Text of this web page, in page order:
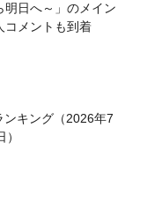
明日へ～」のメイン
メントも到着
ンキング（2026年7